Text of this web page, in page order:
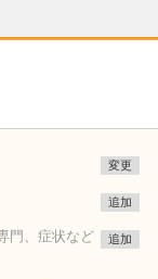
変更
追加
門、症状など
追加